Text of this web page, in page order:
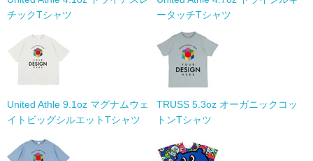
チックTシャツ
ータッチTシャツ
United Athle 9.1oz マグナムウェ
イトビッグシルエットTシャツ
TRUSS 5.3oz オーガニックコッ
トンTシャツ